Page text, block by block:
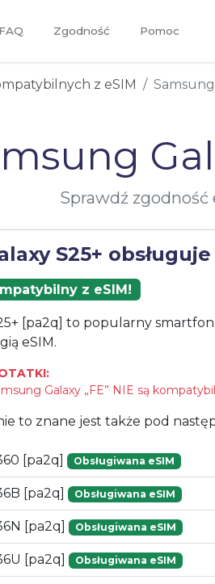
FAQ Zgodność Pomoc
z eSIM
Sprawdź zgodność
S25+
z eSIM!
[pa2q] to popularny
eSIM.
Galaxy „FE” NIE są
to znane jest także pod
[pa2q] Obsługiwana eSIM
[pa2q] Obsługiwana eSIM
[pa2q] Obsługiwana eSIM
[pa2q] Obsługiwana eSIM